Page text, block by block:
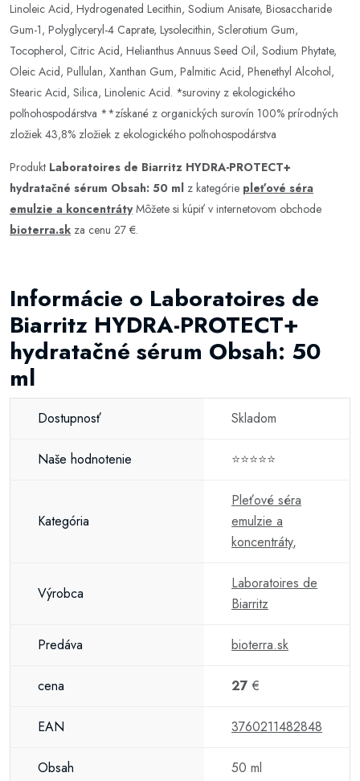
Linoleic Acid, Hydrogenated Lecithin, Sodium Anisate, Biosaccharide
Gum-1, Polyglyceryl-4 Caprate, Lysolecithin, Sclerotium Gum,
Tocopherol, Citric Acid, Helianthus Annuus Seed Oil, Sodium Phytate,
Oleic Acid, Pullulan, Xanthan Gum, Palmitic Acid, Phenethyl Alcohol,
Stearic Acid, Silica, Linolenic Acid. *suroviny z ekologického
poľnohospodárstva **získané z organických surovín 100% prírodných
zložiek 43,8% zložiek z ekologického poľnohospodárstva
Produkt Laboratoires de Biarritz HYDRA-PROTECT+
hydratačné sérum Obsah: 50 ml z kategórie pleťové séra
emulzie a koncentrátyMôžete si kúpiť v internetovom obchode
bioterra.sk za cenu 27 €.
Informácie o Laboratoires de
Biarritz HYDRA-PROTECT+
hydratačné sérum Obsah: 50
ml
Dostupnosť Skladom
Naše hodnotenie ⭐⭐⭐⭐⭐
Kategória
Pleťové séra
emulzie a
koncentráty,
Výrobca
Laboratoires de
Biarritz
Predáva bioterra.sk
cena 27 €
EAN 3760211482848
Obsah 50 ml